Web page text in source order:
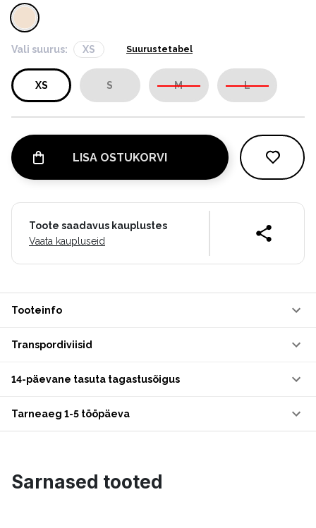
Vali suurus: XS Suurustetabel
XS S M L
LISA OSTUKORVI
Toote saadavus kauplustes
Vaata kaupluseid
Tooteinfo
Transpordiviisid
14-päevane tasuta tagastusõigus
Tarneaeg 1-5 tööpäeva
Sarnased tooted